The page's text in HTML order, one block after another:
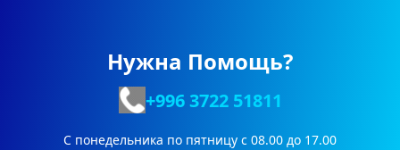
Нужна Помощь?
+996 372251811
С понедельника по пятницу с 08.00 до 17.00